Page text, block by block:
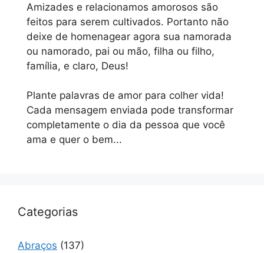
Amizades e relacionamos amorosos são
feitos para serem cultivados. Portanto não
deixe de homenagear agora sua namorada
ou namorado, pai ou mão, filha ou filho,
família, e claro, Deus!
Plante palavras de amor para colher vida!
Cada mensagem enviada pode transformar
completamente o dia da pessoa que você
ama e quer o bem...
Categorias
Abraços (137)